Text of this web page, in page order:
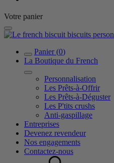
Votre panier
Panier (0)
La Boutique du French
Personnalisation
Les Prêts-à-Offrir
Les Prêts-à-Déguster
Les P'tits crushs
Anti-gaspillage
Entreprises
Devenez revendeur
Nos engagements
Contactez-nous